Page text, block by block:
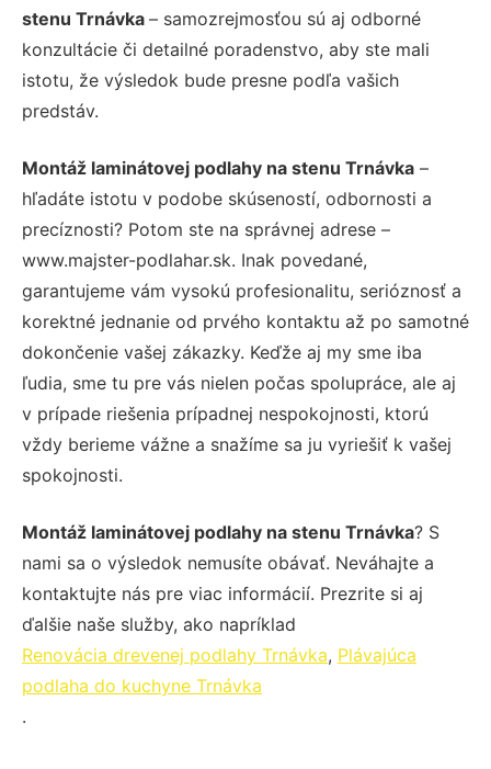
stenu Trnávka – samozrejmosťou sú aj odborné
konzultácie či detailné poradenstvo, aby ste mali
istotu, že výsledok bude presne podľa vašich
predstáv.
Montáž laminátovej podlahy na stenu Trnávka –
hľadáte istotu v podobe skúseností, odbornosti a
precíznosti? Potom ste na správnej adrese –
www.majster-podlahar.sk. Inak povedané,
garantujeme vám vysokú profesionalitu, serióznosť a
korektné jednanie od prvého kontaktu až po samotné
dokončenie vašej zákazky. Keďže aj my sme iba
ľudia, sme tu pre vás nielen počas spolupráce, ale aj
v prípade riešenia prípadnej nespokojnosti, ktorú
vždy berieme vážne a snažíme sa ju vyriešiť k vašej
spokojnosti.
Montáž laminátovej podlahy na stenu Trnávka? S
nami sa o výsledok nemusíte obávať. Neváhajte a
kontaktujte nás pre viac informácií. Prezrite si aj
ďalšie naše služby, ako napríklad
Renovácia drevenej podlahy Trnávka, Plávajúca
podlaha do kuchyne Trnávka
.